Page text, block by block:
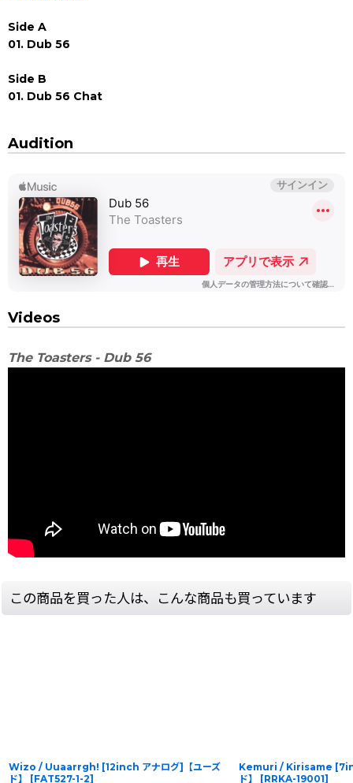
Side A
01. Dub 56
Side B
01. Dub 56 Chat
Audition
Videos
The Toasters - Dub 56
この商品を買った人は、こんな商品も買っています
Wizo / Uuaarrgh! [12inch アナログ]【ユーズ
ド】
[FAT527-1-2]
Kemuri / Kirisame
ド】
[RRKA-19001]